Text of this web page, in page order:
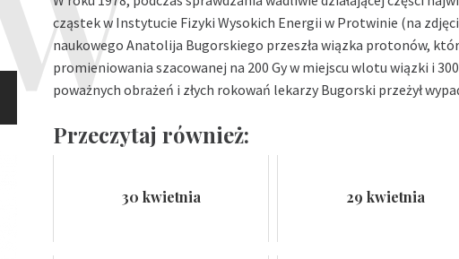
cząstek w Instytucie Fizyki Wysokich Energii w Protwinie (na
naukowego Anatolija Bugorskiego przeszła wiązka protonów,
promieniowania szacowanej na 200 Gy w miejscu wlotu wiązki i
poważnych obrażeń i złych rokowań lekarzy Bugorski przeżył
Przeczytaj również:
30 kwietnia 29 kwietnia